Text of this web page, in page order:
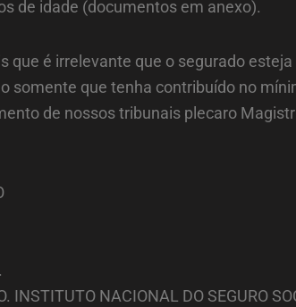
de idade (documentos em anexo).
que é irrelevante que o segurado
somente que tenha contribuído no
de nossos tribunais plecaro
INSTITUTO NACIONAL DO SEGURO